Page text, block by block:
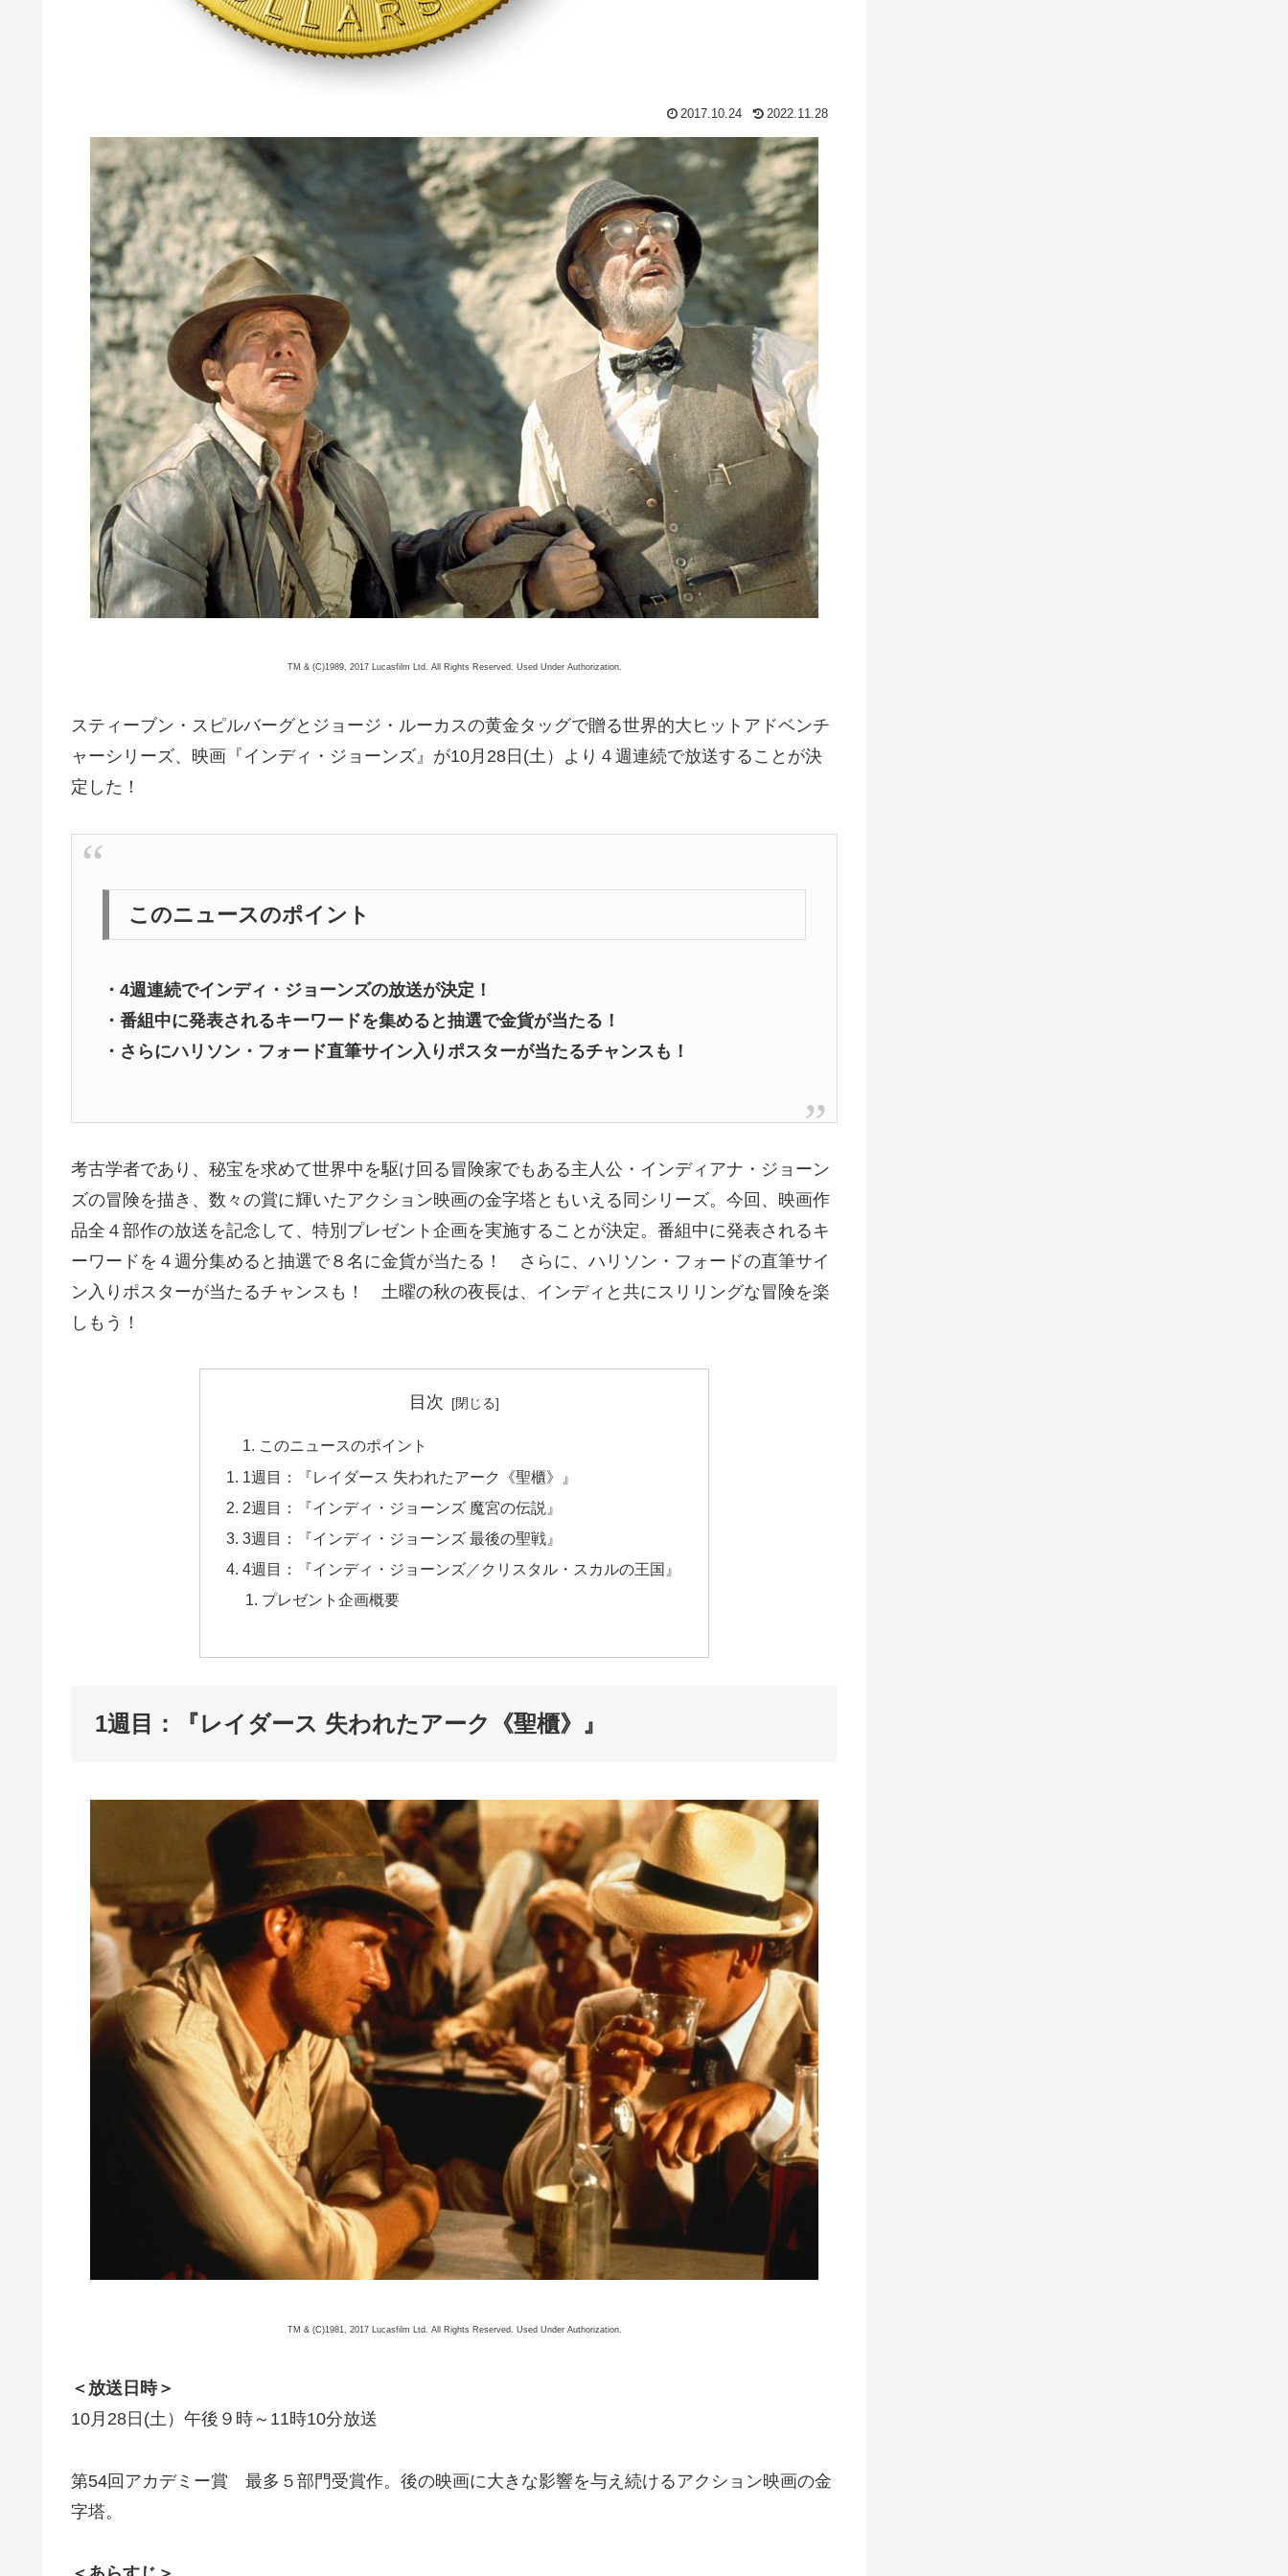
2017.10.24 2022.11.28
TM & (C)1989, 2017 Lucasfilm Ltd. All Rights Reserved. Used Under Authorization.
スティーブン・スピルバーグとジョージ・ルーカスの黄金タッグで贈る世界的大ヒットアドベンチ
ャーシリーズ、映画『インディ・ジョーンズ』が10月28日(土）より４週連続で放送することが決
定した！
このニュースのポイント
・4週連続でインディ・ジョーンズの放送が決定！
・番組中に発表されるキーワードを集めると抽選で金貨が当たる！
・さらにハリソン・フォード直筆サイン入りポスターが当たるチャンスも！
考古学者であり、秘宝を求めて世界中を駆け回る冒険家でもある主人公・インディアナ・ジョーン
ズの冒険を描き、数々の賞に輝いたアクション映画の金字塔ともいえる同シリーズ。今回、映画作
品全４部作の放送を記念して、特別プレゼント企画を実施することが決定。番組中に発表されるキ
ーワードを４週分集めると抽選で８名に金貨が当たる！ さらに、ハリソン・フォードの直筆サイ
ン入りポスターが当たるチャンスも！ 土曜の秋の夜長は、インディと共にスリリングな冒険を楽
しもう！
目次
このニュースのポイント
1週目：『レイダース 失われたアーク《聖櫃》』
2週目：『インディ・ジョーンズ 魔宮の伝説』
3週目：『インディ・ジョーンズ 最後の聖戦』
4週目：『インディ・ジョーンズ／クリスタル・スカルの王国』
プレゼント企画概要
1週目：『レイダース 失われたアーク《聖櫃》』
TM & (C)1981, 2017 Lucasfilm Ltd. All Rights Reserved. Used Under Authorization.
＜放送日時＞
10月28日(土）午後９時～11時10分放送
第54回アカデミー賞 最多５部門受賞作。後の映画に大きな影響を与え続けるアクション映画の金
字塔。